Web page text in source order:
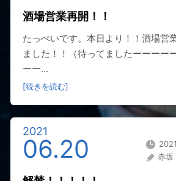
酒場営業再開！！
たっぺいです。本日より！！酒場営
ました！！（待ってましたーーーー
ーー...
[続きを読む]
2021
06.20
赤